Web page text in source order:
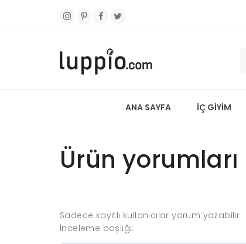
ANA SAYFA İÇ GİYİM
Ürün yorumları
Sadece kayıtlı kullanıcılar yorum yazabilir
İnceleme başlığı: